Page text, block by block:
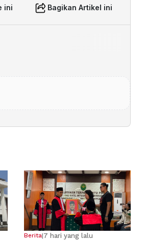
ini Bagikan Artikel ini
Berita|7 hari yang lalu